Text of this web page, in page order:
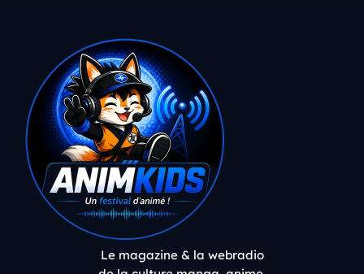
Le magazine & la webradio